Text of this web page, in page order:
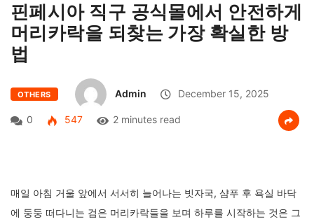
핀페시아 직구 공식몰에서 안전하게
머리카락을 되찾는 가장 확실한 방
법
OTHERS Admin December 15, 2025
0 547 2 minutes read